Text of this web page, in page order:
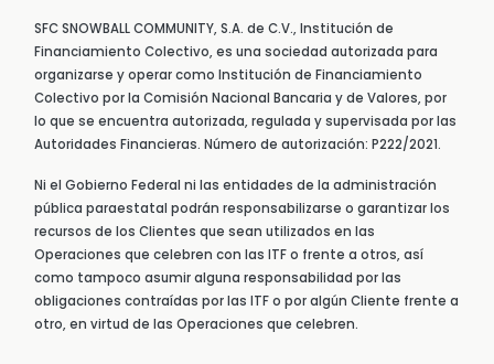
SFC SNOWBALL COMMUNITY, S.A. de C.V., Institución de
Financiamiento Colectivo, es una sociedad autorizada para
organizarse y operar como Institución de Financiamiento
Colectivo por la Comisión Nacional Bancaria y de Valores, por
lo que se encuentra autorizada, regulada y supervisada por las
Autoridades Financieras. Número de autorización: P222/2021.
Ni el Gobierno Federal ni las entidades de la administración
pública paraestatal podrán responsabilizarse o garantizar los
recursos de los Clientes que sean utilizados en las
Operaciones que celebren con las ITF o frente a otros, así
como tampoco asumir alguna responsabilidad por las
obligaciones contraídas por las ITF o por algún Cliente frente a
otro, en virtud de las Operaciones que celebren.